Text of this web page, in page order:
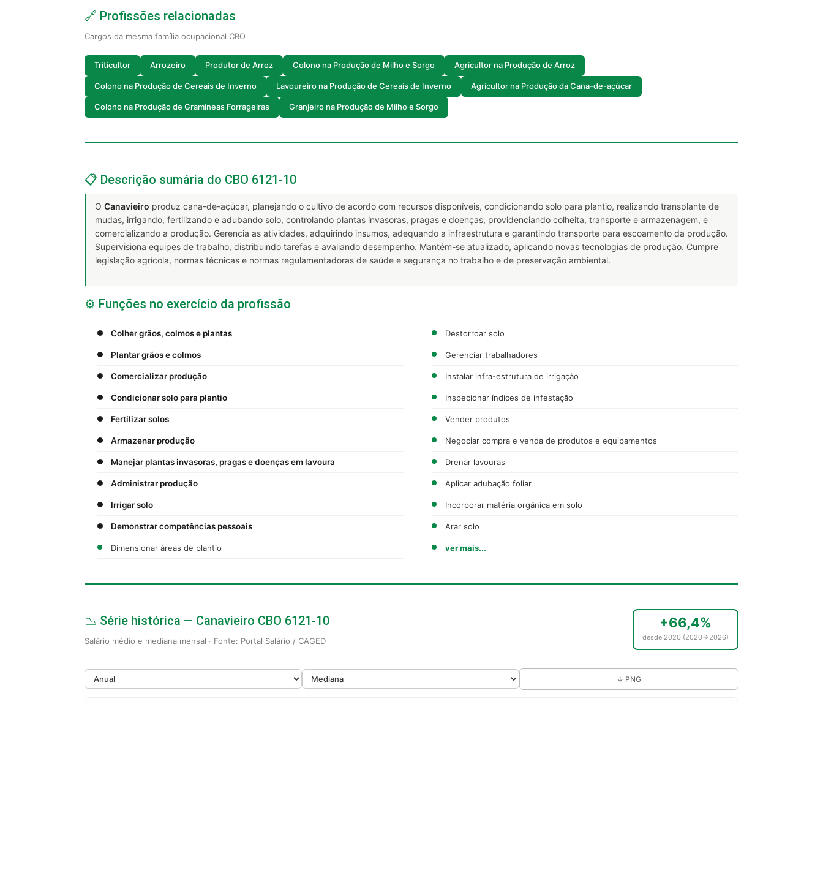
🔗 Profissões relacionadas
Cargos da mesma família ocupacional CBO
Triticultor Arrozeiro Produtor de Arroz Colono na Produção de Milho e Sorgo Agricultor na Produção de Arroz
Colono na Produção de Cereais de Inverno Lavoureiro na Produção de Cereais de Inverno Agricultor na Produção da Cana-de-açúcar
Colono na Produção de Gramíneas Forrageiras Granjeiro na Produção de Milho e Sorgo
📋 Descrição sumária do CBO 6121-10
O Canavieiro produz cana-de-açúcar, planejando o cultivo de acordo com recursos disponíveis, condicionando solo para plantio, realizando transplante de
mudas, irrigando, fertilizando e adubando solo, controlando plantas invasoras, pragas e doenças, providenciando colheita, transporte e armazenagem, e
comercializando a produção. Gerencia as atividades, adquirindo insumos, adequando a infraestrutura e garantindo transporte para escoamento da produção.
Supervisiona equipes de trabalho, distribuindo tarefas e avaliando desempenho. Mantém-se atualizado, aplicando novas tecnologias de produção. Cumpre
legislação agrícola, normas técnicas e normas regulamentadoras de saúde e segurança no trabalho e de preservação ambiental.
⚙️ Funções no exercício da profissão
Colher grãos, colmos e plantas
Plantar grãos e colmos
Comercializar produção
Condicionar solo para plantio
Fertilizar solos
Armazenar produção
Manejar plantas invasoras, pragas e doenças em lavoura
Administrar produção
Irrigar solo
Demonstrar competências pessoais
Dimensionar áreas de plantio
Destorroar solo
Gerenciar trabalhadores
Instalar infra-estrutura de irrigação
Inspecionar índices de infestação
Vender produtos
Negociar compra e venda de produtos e equipamentos
Drenar lavouras
Aplicar adubação foliar
Incorporar matéria orgânica em solo
Arar solo
ver mais...
📉 Série histórica — Canavieiro CBO 6121-10
Salário médio e mediana mensal · Fonte: Portal Salário / CAGED
+66,4%
desde 2020 (2020→2026)
↓ PNG